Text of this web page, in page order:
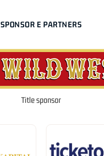
SPONSOR E PARTNERS
Title sponsor